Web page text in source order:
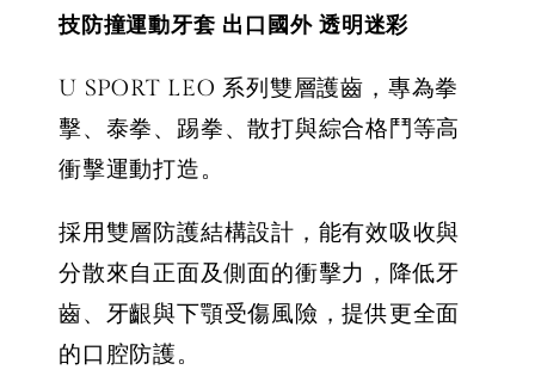
技防撞運動牙套 出口國外 透明迷彩
U SPORT LEO 系列雙層護齒，專為拳
擊、泰拳、踢拳、散打與綜合格鬥等高
衝擊運動打造。
採用雙層防護結構設計，能有效吸收與
分散來自正面及側面的衝擊力，降低牙
齒、牙齦與下顎受傷風險，提供更全面
的口腔防護。